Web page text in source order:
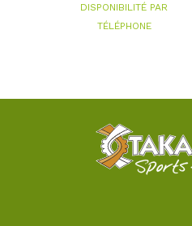
DISPONIBILITÉ PAR
TÉLÉPHONE